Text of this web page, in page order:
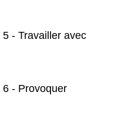
- Travailler avec
- Provoquer